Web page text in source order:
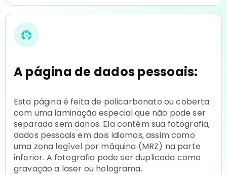
A página de dados pessoais:
Esta página é feita de policarbonato ou coberta
com uma laminação especial que não pode ser
separada sem danos. Ela contém sua fotografia,
dados pessoais em dois idiomas, assim como
uma zona legível por máquina (MRZ) na parte
inferior. A fotografia pode ser duplicada como
gravação a laser ou holograma.